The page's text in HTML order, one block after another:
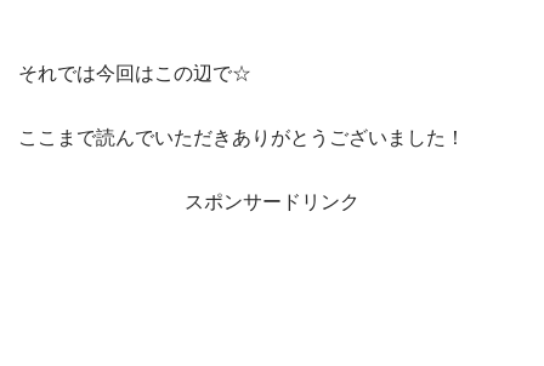
それでは今回はこの辺で☆
ここまで読んでいただきありがとうございました！
スポンサードリンク